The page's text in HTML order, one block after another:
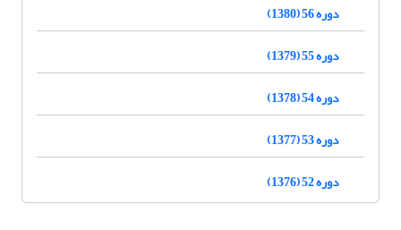
دوره 56 (1380)
دوره 55 (1379)
دوره 54 (1378)
دوره 53 (1377)
دوره 52 (1376)